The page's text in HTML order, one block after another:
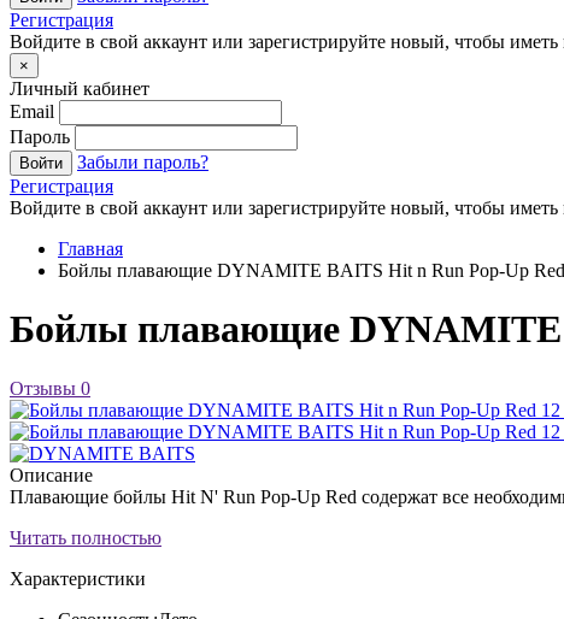
Регистрация
Войдите в свой аккаунт или зарегистрируйте новый, чтобы
×
Личный кабинет
Email
Пароль
Войти
Забыли пароль?
Регистрация
Войдите в свой аккаунт или зарегистрируйте новый, чтобы
Главная
Бойлы плавающие DYNAMITE BAITS Hit n Run Pop-Up
Бойлы плавающие
Отзывы 0
Описание
Плавающие бойлы Hit N' Run Pop-Up Red содержат все
Читать полностью
Характеристики